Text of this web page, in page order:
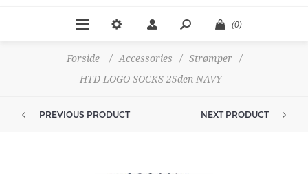
(0)
Forside / Accessories / Strømper
/
HTD LOGO SOCKS 25den NAVY
PREVIOUS PRODUCT NEXT PRODUCT